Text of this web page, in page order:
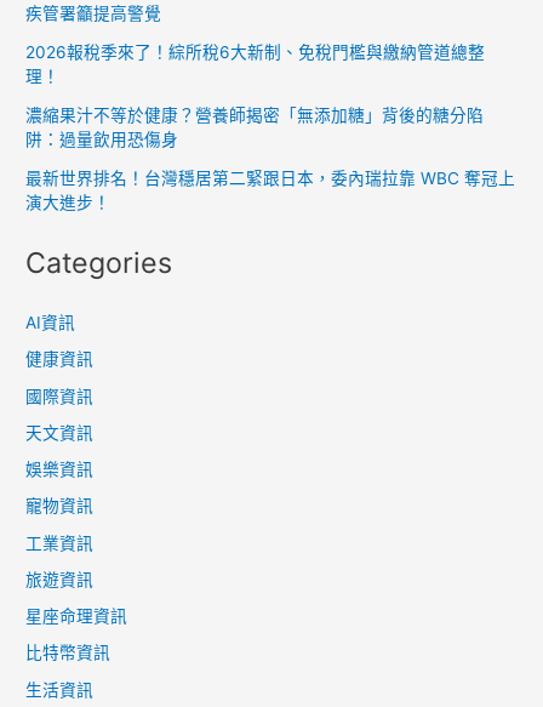
疾管署籲提高警覺
2026報稅季來了！綜所稅6大新制、免稅門檻與繳納管道總整
理！
濃縮果汁不等於健康？營養師揭密「無添加糖」背後的糖分陷
阱：過量飲用恐傷身
最新世界排名！台灣穩居第二緊跟日本，委內瑞拉靠 WBC 奪冠上
演大進步！
Categories
AI資訊
健康資訊
國際資訊
天文資訊
娛樂資訊
寵物資訊
工業資訊
旅遊資訊
星座命理資訊
比特幣資訊
生活資訊